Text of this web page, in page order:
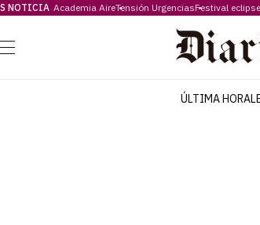
NOTICIA Academia AireTensión UrgenciasFestival eclipse
Menú
ÚLTIMA HORA